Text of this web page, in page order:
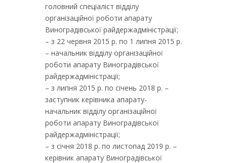
головний спеціаліст відділу
організаційної роботи апарату
Виноградівської райдержадміністрації;
– з 22 червня 2015 р. по 1 липня 2015 р.
– начальник відділу організаційної
роботи апарату Виноградівської
райдержадміністрації;
– з липня 2015 р. по січень 2018 р. –
заступник керівника апарату-
начальник відділу організаційної
роботи апарату Виноградівської
райдержадміністрації;
– з січня 2018 р. по листопад 2019 р. –
керівник апарату Виноградівської